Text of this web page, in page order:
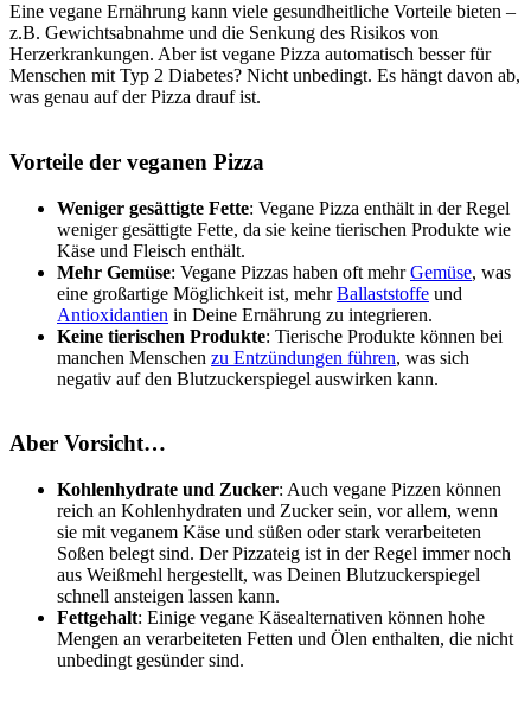
Eine vegane Ernährung kann viele gesundheitliche Vorteile bieten –
z.B. Gewichtsabnahme und die Senkung des Risikos von
Herzerkrankungen. Aber ist vegane Pizza automatisch besser für
Menschen mit Typ 2 Diabetes? Nicht unbedingt. Es hängt davon ab,
was genau auf der Pizza drauf ist.
Vorteile der veganen Pizza
Weniger gesättigte Fette: Vegane Pizza enthält in der Regel
weniger gesättigte Fette, da sie keine tierischen Produkte wie
Käse und Fleisch enthält.
Mehr Gemüse: Vegane Pizzas haben oft mehrGemüse, was
eine großartige Möglichkeit ist, mehrBallaststoffe und
Antioxidantien in Deine Ernährung zu integrieren.
Keine tierischen Produkte: Tierische Produkte können bei
manchen Menschen zu Entzündungen führen, was sich
negativ auf den Blutzuckerspiegel auswirken kann.
Aber Vorsicht…
Kohlenhydrate und Zucker: Auch vegane Pizzen können
reich an Kohlenhydraten und Zucker sein, vor allem, wenn
sie mit veganem Käse und süßen oder stark verarbeiteten
Soßen belegt sind. Der Pizzateig ist in der Regel immer noch
aus Weißmehl hergestellt, was Deinen Blutzuckerspiegel
schnell ansteigen lassen kann.
Fettgehalt: Einige vegane Käsealternativen können hohe
Mengen an verarbeiteten Fetten und Ölen enthalten, die nicht
unbedingt gesünder sind.